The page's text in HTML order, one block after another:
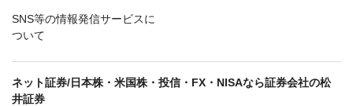
SNS等の情報発信サービスに
ついて
ネット証券/日本株・米国株・投信・FX・NISAなら証券会社の松
井証券